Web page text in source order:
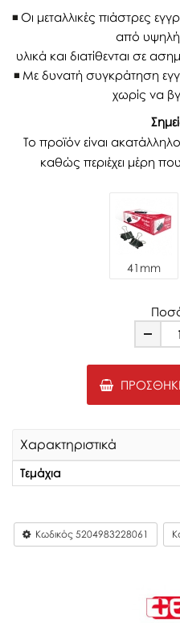
Οι μεταλλικές πιάστρες
από
υλικά και διατίθενται σε
Με δυνατή συγκράτηση
χωρίς να
Το προϊόν είναι
καθώς περιέχει μέρη
41mm
Minus
Χαρακτηριστικά
Τεμάχια
Κωδικός 5204983228061